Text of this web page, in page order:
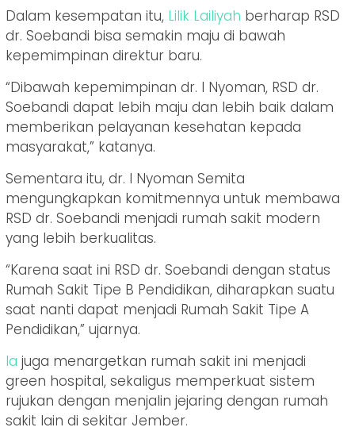
Dalam kesempatan itu, Lilik Lailiyah berharap RSD
dr. Soebandi bisa semakin maju di bawah
kepemimpinan direktur baru.
“Dibawah kepemimpinan dr. I Nyoman, RSD dr.
Soebandi dapat lebih maju dan lebih baik dalam
memberikan pelayanan kesehatan kepada
masyarakat,” katanya.
Sementara itu, dr. I Nyoman Semita
mengungkapkan komitmennya untuk membawa
RSD dr. Soebandi menjadi rumah sakit modern
yang lebih berkualitas.
“Karena saat ini RSD dr. Soebandi dengan status
Rumah Sakit Tipe B Pendidikan, diharapkan suatu
saat nanti dapat menjadi Rumah Sakit Tipe A
Pendidikan,” ujarnya.
Ia juga menargetkan rumah sakit ini menjadi
green hospital, sekaligus memperkuat sistem
rujukan dengan menjalin jejaring dengan rumah
sakit lain di sekitar Jember.